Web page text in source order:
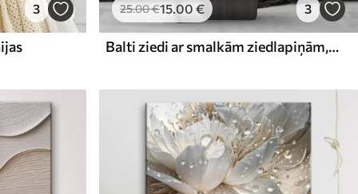
3 25.00€15.00 € 3
Balti ziedi ar smalkām ziedlapiņām, kas sakārtotas skaistā ziedu rakstā uz gaiša fona